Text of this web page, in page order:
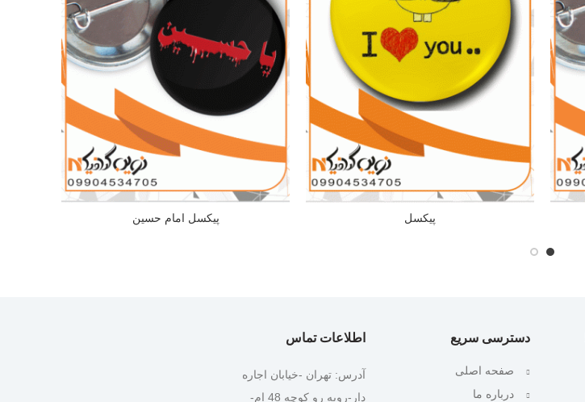
پیکسل پیکسل امام حسین
دسترسی سریع
صفحه اصلی
درباره ما
اطلاعات تماس
آدرس: تهران -خیابان اجاره
دار-روبه رو کوچه 48 ام-